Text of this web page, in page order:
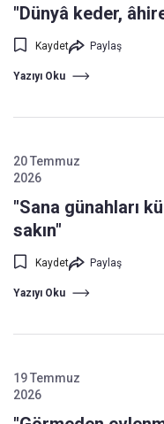
"Dünyâ keder,
Kaydet Paylaş
Yazıyı Oku
20 Temmuz
2026
"Sana günahları
sakın"
Kaydet Paylaş
Yazıyı Oku
19 Temmuz
2026